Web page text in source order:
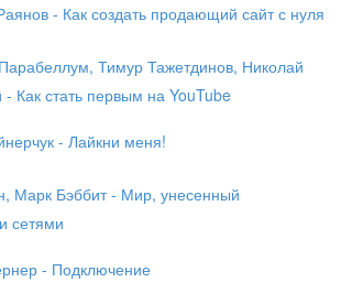
- Как создать продающий сайт с нуля
Тимур Тажетдинов, Николай
- Как стать первым на YouTube
- Лайкни меня!
Марк Бэббит - Мир, унесенный
сетями
- Подключение